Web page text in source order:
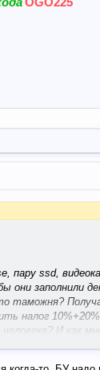
пару ssd,
они заполнили
таможня?
налог
И как